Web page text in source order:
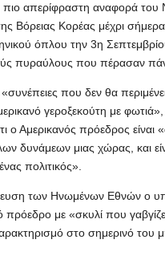
πιο απερίφραστη αναφορά
Βόρειας Κορέας μέχρι
όπλου την 3η
πυραύλους που πέρασαν
που δεν θα
γεροξεκούτη με
Αμερικανός πρόεδρος είναι
δυνάμεων μιας χώρας, και
πολιτικός».
των Ηνωμένων Εθνών ο
με «σκυλί που
στο σημερινό του